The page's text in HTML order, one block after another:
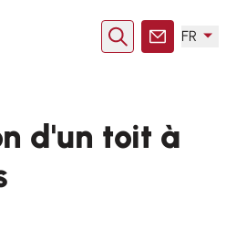
Rechercher
Contact
FR
d'un toit à